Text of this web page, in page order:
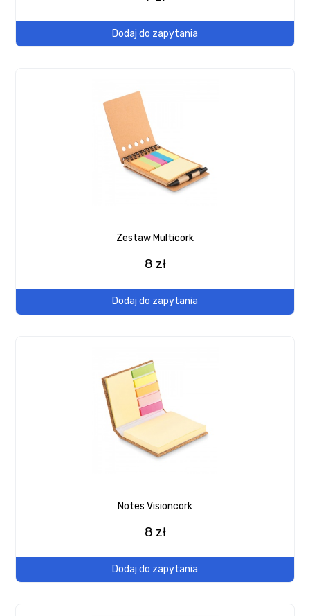
Dodaj do zapytania
Zestaw Multicork
8 zł
Dodaj do zapytania
Notes Visioncork
8 zł
Dodaj do zapytania